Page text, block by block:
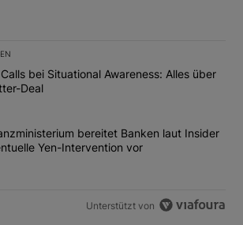
Liste der am meisten kommentierten
dem Titel "Margin Calls bei Situational
bei Situational Awareness: Alles über
Deal
dem Titel "US-Finanzministerium bereitet
bereitet Banken laut Insider
Yen-Intervention vor
Unterstützt von